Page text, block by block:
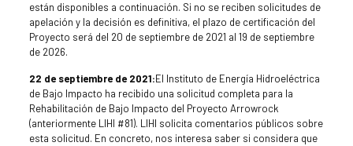
están disponibles a continuación. Si no se reciben solicitudes de
apelación y la decisión es definitiva, el plazo de certificación del
Proyecto será del 20 de septiembre de 2021 al 19 de septiembre
de 2026.
22 de septiembre de 2021:El Instituto de Energía Hidroeléctrica
de Bajo Impacto ha recibido una solicitud completa para la
Rehabilitación de Bajo Impacto del Proyecto Arrowrock
(anteriormente LIHI #81). LIHI solicita comentarios públicos sobre
esta solicitud. En concreto, nos interesa saber si considera que